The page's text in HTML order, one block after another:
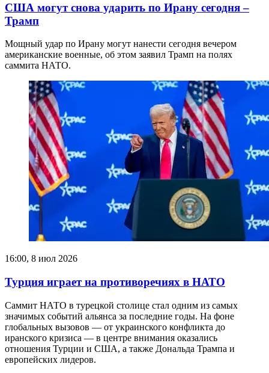
США могут снова ударить по Ирану сегодня –
Трамп
Мощный удар по Ирану могут нанести сегодня вечером
американские военные, об этом заявил Трамп на полях
саммита НАТО.
16:00, 8 июл 2026
Турция играет на противоречиях в НАТО
Саммит НАТО в турецкой столице стал одним из самых
значимых событий альянса за последние годы. На фоне
глобальных вызовов — от украинского конфликта до
иранского кризиса — в центре внимания оказались
отношения Турции и США, а также Дональда Трампа и
европейских лидеров.